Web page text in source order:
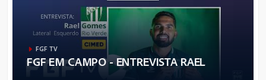
FGF TV
FGF EM CAMPO - ENTREVISTA RAEL